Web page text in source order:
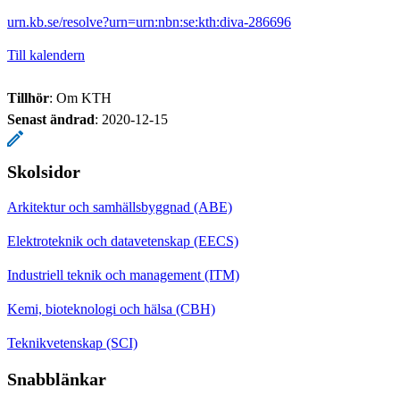
urn.kb.se/resolve?urn=urn:nbn:se:kth:diva-286696
Till kalendern
Tillhör: Om KTH
Senast ändrad: 2020-12-15
Skolsidor
Arkitektur och samhällsbyggnad (ABE)
Elektroteknik och datavetenskap (EECS)
Industriell teknik och management (ITM)
Kemi, bioteknologi och hälsa (CBH)
Teknikvetenskap (SCI)
Snabblänkar